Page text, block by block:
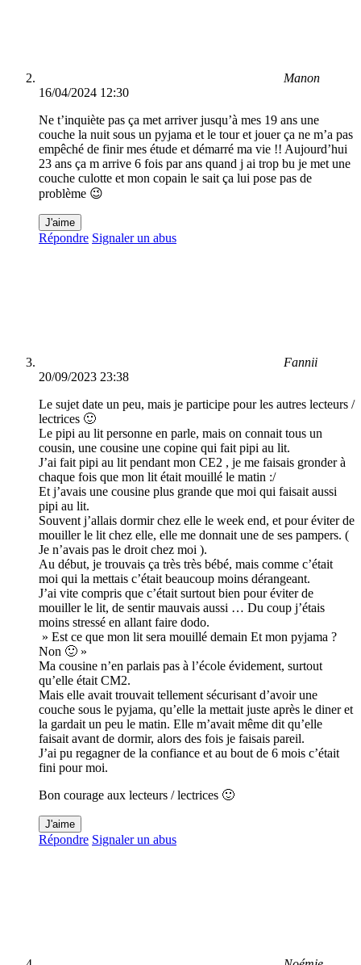
Manon
16/04/2024 12:30
Ne t’inquiète pas ça met arriver jusqu’à mes 19 ans une
couche la nuit sous un pyjama et le tour et jouer ça ne m’a pas
empêché de finir mes étude et démarré ma vie !! Aujourd’hui
23 ans ça m arrive 6 fois par ans quand j ai trop bu je met une
couche culotte et mon copain le sait ça lui pose pas de
problème 😉
J'aime
Répondre Signaler un abus
Fannii
20/09/2023 23:38
Le sujet date un peu, mais je participe pour les autres lecteurs /
lectrices 🙂
Le pipi au lit personne en parle, mais on connait tous un
cousin, une cousine une copine qui fait pipi au lit.
J’ai fait pipi au lit pendant mon CE2 , je me faisais gronder à
chaque fois que mon lit était mouillé le matin :/
Et j’avais une cousine plus grande que moi qui faisait aussi
pipi au lit.
Souvent j’allais dormir chez elle le week end, et pour éviter de
mouiller le lit chez elle, elle me donnait une de ses pampers. (
Je n’avais pas le droit chez moi ).
Au début, je trouvais ça très très bébé, mais comme c’était
moi qui la mettais c’était beaucoup moins dérangeant.
J’ai vite compris que c’était surtout bien pour éviter de
mouiller le lit, de sentir mauvais aussi … Du coup j’étais
moins stressé en allant faire dodo.
» Est ce que mon lit sera mouillé demain Et mon pyjama ?
Non 🙂 »
Ma cousine n’en parlais pas à l’école évidement, surtout
qu’elle était CM2.
Mais elle avait trouvait tellement sécurisant d’avoir une
couche sous le pyjama, qu’elle la mettait juste après le diner et
la gardait un peu le matin. Elle m’avait même dit qu’elle
faisait avant de dormir, alors des fois je faisais pareil.
J’ai pu regagner de la confiance et au bout de 6 mois c’était
fini pour moi.
Bon courage aux lecteurs / lectrices 🙂
J'aime
Répondre Signaler un abus